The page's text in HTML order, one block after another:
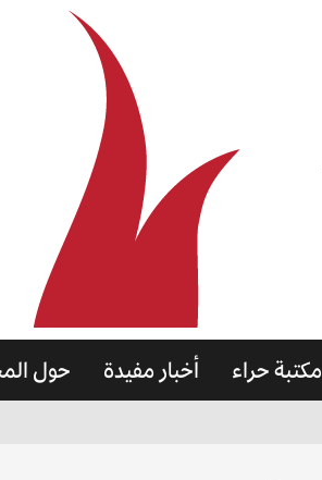
مكتبة حراء أخبار مفيدة حول